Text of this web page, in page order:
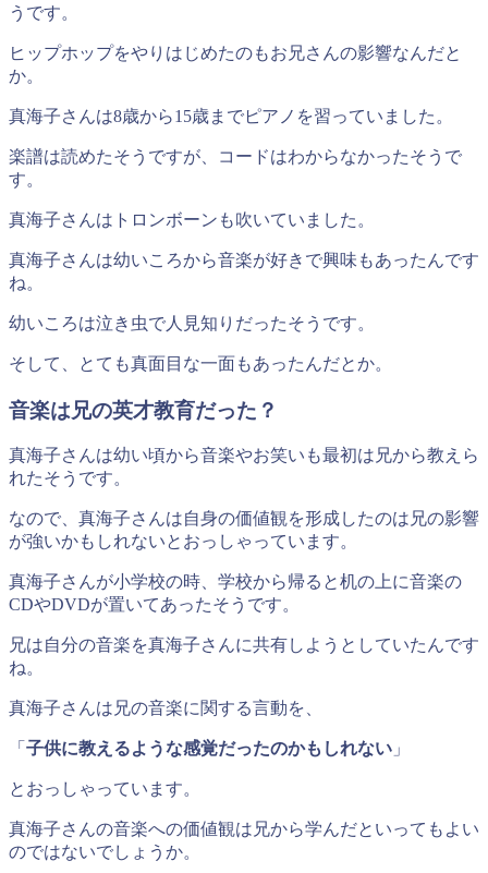
うです。
ヒップホップをやりはじめたのもお兄さんの影響なんだと
か。
真海子さんは8歳から15歳までピアノを習っていました。
楽譜は読めたそうですが、コードはわからなかったそうで
す。
真海子さんはトロンボーンも吹いていました。
真海子さんは幼いころから音楽が好きで興味もあったんです
ね。
幼いころは泣き虫で人見知りだったそうです。
そして、とても真面目な一面もあったんだとか。
音楽は兄の英才教育だった？
真海子さんは幼い頃から音楽やお笑いも最初は兄から教えら
れたそうです。
なので、真海子さんは自身の価値観を形成したのは兄の影響
が強いかもしれないとおっしゃっています。
真海子さんが小学校の時、学校から帰ると机の上に音楽の
CDやDVDが置いてあったそうです。
兄は自分の音楽を真海子さんに共有しようとしていたんです
ね。
真海子さんは兄の音楽に関する言動を、
「 子供に教えるような感覚だったのかもしれない 」
とおっしゃっています。
真海子さんの音楽への価値観は兄から学んだといってもよい
のではないでしょうか。